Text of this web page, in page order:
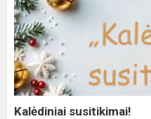
susitikimai!
Kalėdiniai susitikimai!